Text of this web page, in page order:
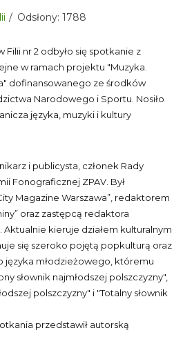
Odsłony: 1788
Filii nr 2 odbyło się spotkanie z
w ramach projektu "Muzyka.
dofinansowanego ze środków
Narodowego i Sportu. Nosiło
języka, muzyki i kultury
i publicysta, członek Rady
Fonograficznej ZPAV. Był
Magazine Warszawa”, redaktorem
oraz zastępcą redaktora
Aktualnie kieruje działem kulturalnym
się szeroko pojętą popkulturą oraz
języka młodzieżowego, któremu
słownik najmłodszej polszczyzny",
polszczyzny" i "Totalny słownik
przedstawił autorską